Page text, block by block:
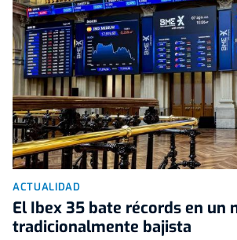
ACTUALIDAD
El Ibex 35 bate récords en un
tradicionalmente bajista